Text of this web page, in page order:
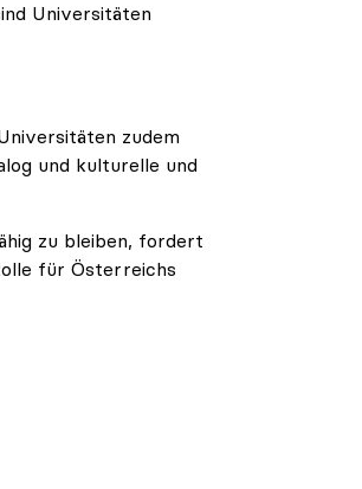
Universitäten
zudem
und kulturelle und
zu bleiben, fordert
für Österreichs